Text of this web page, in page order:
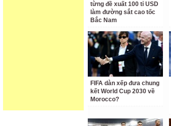
từng đề xuất 100 tỉ USD
làm đường sắt cao tốc
Bắc Nam
FIFA dàn xếp đưa chung
kết World Cup 2030 về
Morocco?